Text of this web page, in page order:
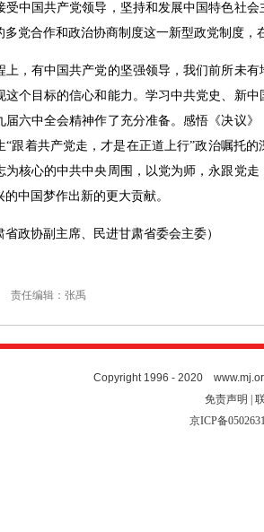
受中国共产党领导，坚持和发展中国特色社
多党合作和政治协商制度这一新型政党制度，
有中国共产党的坚强领导，我们前所未有
这个目标的信心和能力。学习中共党史、新
届六中全会精神作了充分准备。感悟《决议
“跟着共产党走，才是在正道上行”政治嘱托
为核心的中共中央周围，以党为师，永跟党
中国梦作出新的更大贡献。
协副主席、民进甘肃省委会主委）
责任编辑：张禹
Copyright 1996 - 2020
免责声明 |
京ICP备